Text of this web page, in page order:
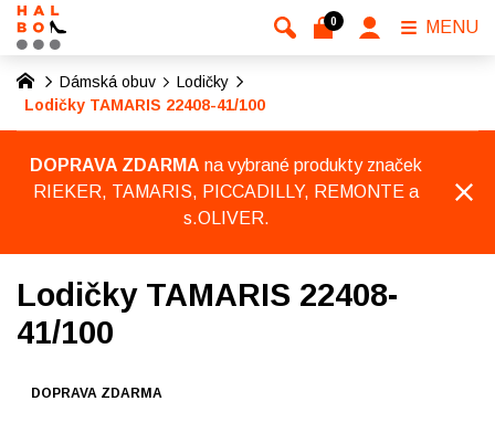
Dámská obuv
Lodičky
Lodičky TAMARIS 22408-41/100
DOPRAVA ZDARMA na vybrané produkty značek
RIEKER, TAMARIS, PICCADILLY, REMONTE a
s.OLIVER.
Lodičky TAMARIS 22408-
41/100
DOPRAVA ZDARMA
0 MENU